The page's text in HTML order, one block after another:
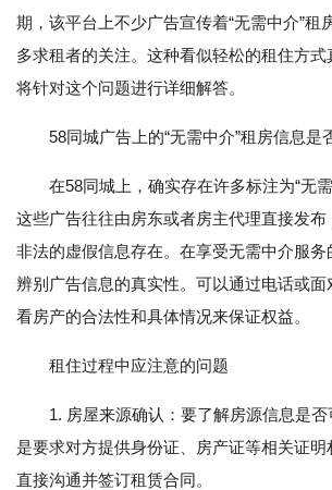
期，该平台上不少广告宣传着“无需中介”租
多求租者的关注。这种看似轻松的租住方
将针对这个问题进行详细解答。
58同城广告上的“无需中介”租房信息是
在58同城上，确实存在许多标注为“无需
这些广告往往由房东或者房主代理直接发
非法的虚假信息存在。在享受无需中介服
辨别广告信息的真实性。可以通过电话或面
看房产的合法性和具体情况来保证权益。
租住过程中应注意的问题
1. 房屋来源确认：要了解房源信息是
是要求对方提供身份证、房产证等相关证
直接沟通并签订租赁合同。